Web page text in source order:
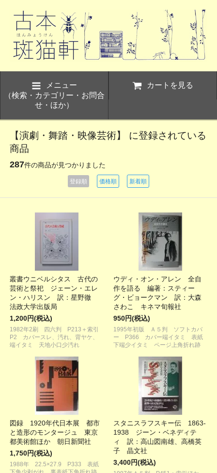
メニュー
（検索・カテゴリー・お問合
せ・ほか）
カートを見る
【演劇・舞踏・映像芸術】 に登録されている
商品
287件の商品が見つかりました
登録順 価格順 新着順
叢書ウニベルシタス 古代の
芸術と祭祀 ジェーン・エレ
ン・ハリスン 訳：星野徹
法政大学出版局
1,200円(税込)
1982年2刷 四六判 P213＋索引
P2 カバースレ、汚れ、背ヤケ、
端イタミ 天地小口少汚れ
ウディ・オン・アレン 全自
作を語る 編著：スティー
グ・ビョークマン 訳：大森
さわこ キネマ旬報社
950円(税込)
1995年初版 Ａ５判 ソフトカバ
ー P366 カバー端イタミ 表紙
下端少イタミ ページ上角折れ跡
図録 1920年代日本展 都市
と造形のモンタージュ 東京
都美術館ほか 朝日新聞社
1,750円(税込)
1988年 22.5×27.9 P333 表紙
スタニスラフスキー伝 1863-
1938 ジーン・ベネディテ
ィ 訳：高山図南雄、高橋英
子 晶文社
3,400円(税込)